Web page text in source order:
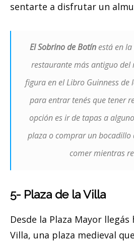
sentarte a disfrutar un
El Sobrino de Botínestá en la
restaurante más antiguo del
figura en el Libro Guinness de
para entrar tenés que tener
opción es ir de tapas a
plaza o comprar un bocadillo
comer mientras
5- Plaza de la Villa
Desde la Plaza Mayor llegás
Villa, una plaza medieval